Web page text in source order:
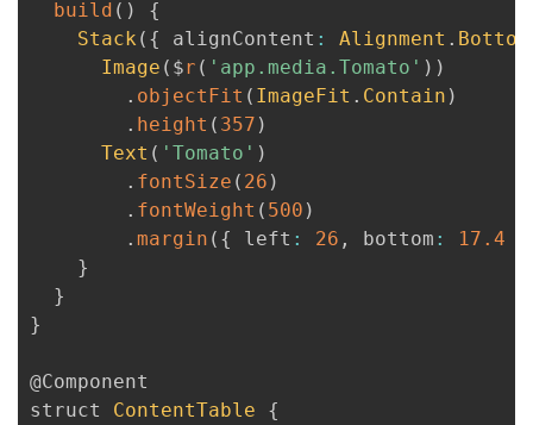
build ( )
{
Stack ( { alignContent : Alignment .
Image ( $r ( 'app.media.Tomato' ) )
. objectFit ( ImageFit . Contain )
. height ( 357 )
Text ( 'Tomato' )
. fontSize ( 26 )
. fontWeight ( 500 )
. margin ( { left : 26 , bottom : 17.4
}
}
}
@Component
struct ContentTable
{